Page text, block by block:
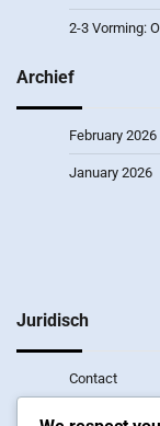
2-3 Vorming:
Archief
February 2026
January 2026
Juridisch
Contact